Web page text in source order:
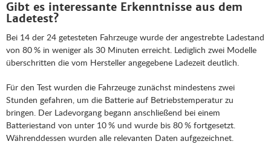
Gibt es interessante Erkenntnisse aus dem
Ladetest?
Bei 14 der 24 getesteten Fahrzeuge wurde der angestrebte Ladestand
von 80 % in weniger als 30 Minuten erreicht. Lediglich zwei Modelle
überschritten die vom Hersteller angegebene Ladezeit deutlich.
Für den Test wurden die Fahrzeuge zunächst mindestens zwei
Stunden gefahren, um die Batterie auf Betriebstemperatur zu
bringen. Der Ladevorgang begann anschließend bei einem
Batteriestand von unter 10 % und wurde bis 80 % fortgesetzt.
Währenddessen wurden alle relevanten Daten aufgezeichnet.